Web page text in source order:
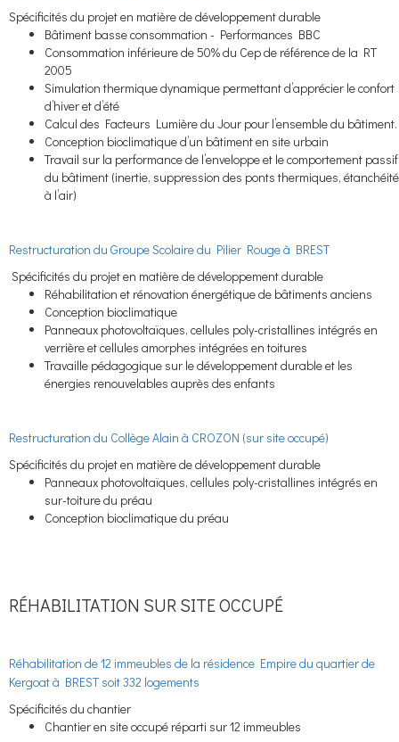
Spécificités du projet en matière de développement durable
Bâtiment basse consommation - Performances BBC
Consommation inférieure de 50% du Cep de référence de la RT
2005
Simulation thermique dynamique permettant d’apprécier le confort
d’hiver et d’été
Calcul des Facteurs Lumière du Jour pour l’ensemble du bâtiment.
Conception bioclimatique d’un bâtiment en site urbain
Travail sur la performance de l’enveloppe et le comportement passif
du bâtiment (inertie, suppression des ponts thermiques, étanchéité
à l’air)
Restructuration du Groupe Scolaire du Pilier Rouge à BREST
Spécificités du projet en matière de développement durable
Réhabilitation et rénovation énergétique de bâtiments anciens
Conception bioclimatique
Panneaux photovoltaïques, cellules poly-cristallines intégrés en
verrière et cellules amorphes intégrées en toitures
Travaille pédagogique sur le développement durable et les
énergies renouvelables auprès des enfants
Restructuration du Collège Alain à CROZON (sur site occupé)
Spécificités du projet en matière de développement durable
Panneaux photovoltaïques, cellules poly-cristallines intégrés en
sur-toiture du préau
Conception bioclimatique du préau
RÉHABILITATION SUR SITE OCCUPÉ
Réhabilitation de 12 immeubles de la résidence Empire du quartier de
Kergoat à BREST soit 332 logements
Spécificités du chantier
Chantier en site occupé réparti sur 12 immeubles